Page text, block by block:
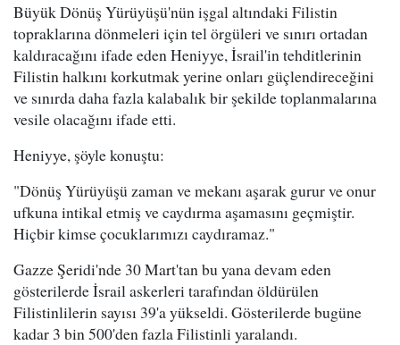
Büyük Dönüş Yürüyüşü'nün işgal altındaki Filistin
topraklarına dönmeleri için tel örgüleri ve sınırı ortadan
kaldıracağını ifade eden Heniyye, İsrail'in tehditlerinin
Filistin halkını korkutmak yerine onları güçlendireceğini
ve sınırda daha fazla kalabalık bir şekilde toplanmalarına
vesile olacağını ifade etti.
Heniyye, şöyle konuştu:
"Dönüş Yürüyüşü zaman ve mekanı aşarak gurur ve onur
ufkuna intikal etmiş ve caydırma aşamasını geçmiştir.
Hiçbir kimse çocuklarımızı caydıramaz."
Gazze Şeridi'nde 30 Mart'tan bu yana devam eden
gösterilerde İsrail askerleri tarafından öldürülen
Filistinlilerin sayısı 39'a yükseldi. Gösterilerde bugüne
kadar 3 bin 500'den fazla Filistinli yaralandı.